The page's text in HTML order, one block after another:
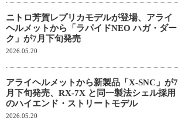
ニトロ芳賀レプリカモデルが登場、アライ
ヘルメットから「ラパイドNEO ハガ・ダー
ク」が7月下旬発売
2026.05.20
アライヘルメットから新製品「X-SNC」が7
月下旬発売、RX-7X と同一製法シェル採用
のハイエンド・ストリートモデル
2026.05.20